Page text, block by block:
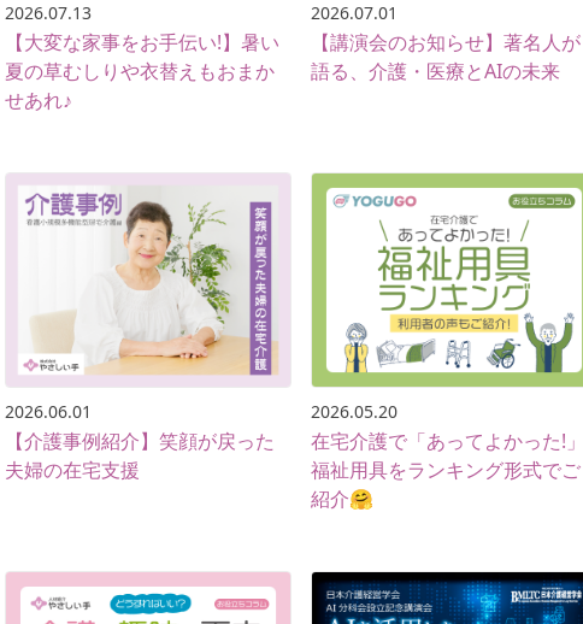
2026.07.13
【大変な家事をお手伝い!】暑い
夏の草むしりや衣替えもおまか
せあれ♪
2026.07.01
【講演会のお知らせ】著名人が
語る、介護・医療とAIの未来
2026.06.01
【介護事例紹介】笑顔が戻った
夫婦の在宅支援
2026.05.20
在宅介護で「あってよかった!」
福祉用具をランキング形式でご
紹介🤗